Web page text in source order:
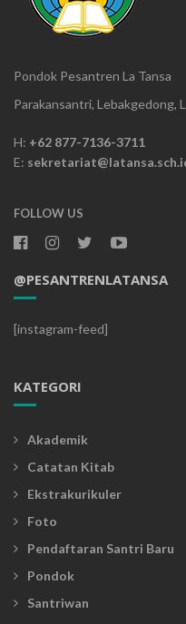
Pondok Pesantren La Tansa
Parakansantri, Lebakgedong,
H: +62 877-7136-3711
E:
FOLLOW US
@PESANTRENLATANSA
[instagram-feed]
KATEGORI
Akademik
Catatan Kitab
Ekstrakurikuler
Foto
Pendaftaran Santri Baru
Pondok
Santriwan